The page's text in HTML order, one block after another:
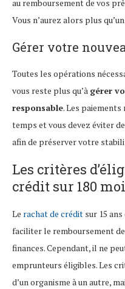
au remboursement de vos
Vous n’aurez alors plus
Gérer votre
Toutes les opérations
vous reste plus qu’à gérer
responsable. Les
temps et vous devez éviter
afin de préserver votre
Les critères
crédit sur 180
Le rachat de crédit sur 15
faciliter le remboursement
finances. Cependant, il ne
emprunteurs éligibles. Les
d’un organisme à un autre,